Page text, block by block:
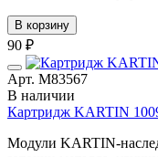
В корзину
90 ₽
Арт. М83567
В наличии
Картридж KARTIN
Модули KARTIN-